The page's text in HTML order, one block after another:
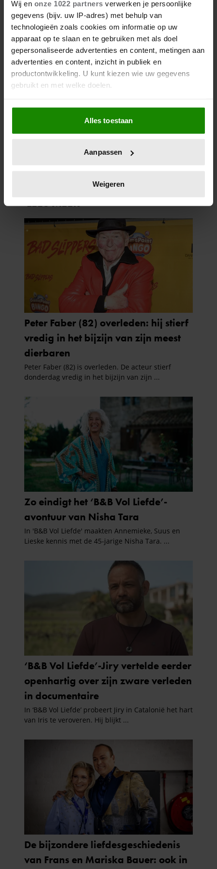
Wij en onze 1022 partners verwerken je persoonlijke
gegevens (bijv. uw IP-adres) met behulp van
technologieën zoals cookies om informatie op uw
apparaat op te slaan en te gebruiken met als doel
gepersonaliseerde advertenties en content, metingen aan
advertenties en content, inzicht in publiek en
productontwikkeling. U kunt kiezen wie uw gegevens
gebruikt en met welke doelen.
Als u het toestaat, willen we ook graag:
Informatie verzamelen over uw geografische
locatie, die tot een paar meter nauwkeurig kan zijn
scannen op specifieke eigenschappen (fingerprinting)
verwerkt en stel uw voorkeuren in het
intrekken in de Cookieverklaring.
We gebruiken cookies om content en advertenties te
personaliseren, om functies voor social media te bieden
en om ons websiteverkeer te analyseren. Ook delen we
informatie over uw gebruik van onze site met onze
partners voor social media, adverteren en analyse. Deze
partners kunnen deze gegevens combineren met andere
informatie die u aan ze heeft verstrekt of die ze hebben
verzameld op basis van uw gebruik van hun services. U
gaat akkoord met onze cookies als u onze website blijft
gebruiken.
Alles toestaan
Aanpassen
Weigeren
ROB KEMPS VOELT ZICH
GEZEGEND: ‘MET DE KINDEREN
GEWELDIG’